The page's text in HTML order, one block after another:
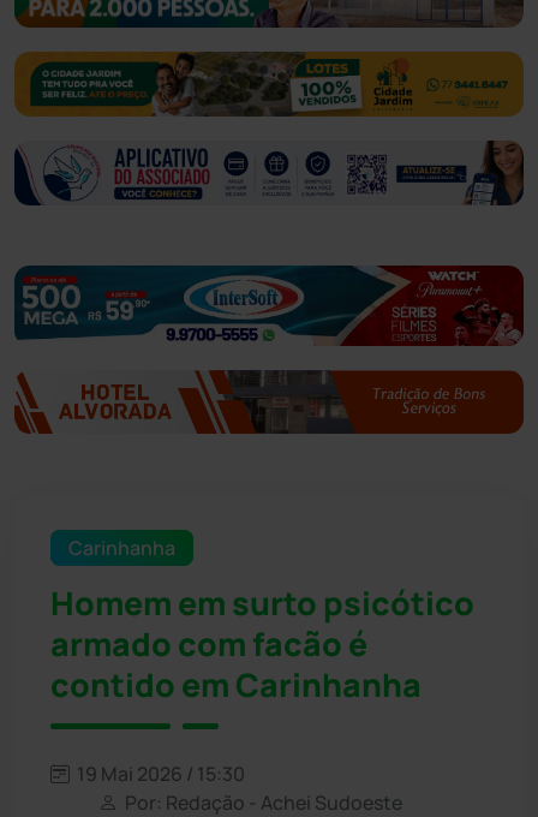
Carinhanha
Homem em surto psicótico
armado com facão é
contido em Carinhanha
19 Mai 2026 / 15:30
Por: Redação - Achei Sudoeste